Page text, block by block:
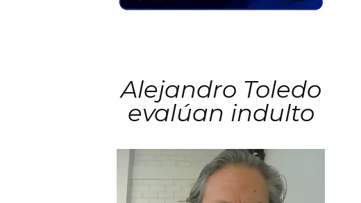
Alejandro Toledo
evalúan indulto